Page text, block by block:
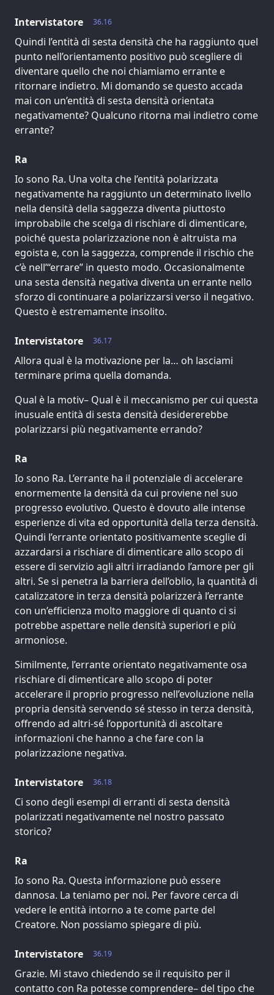
36.16
Intervistatore
Quindi l’entità di sesta densità che ha raggiunto quel
punto nell’orientamento positivo può scegliere di
diventare quello che noi chiamiamo errante e
ritornare indietro. Mi domando se questo accada
mai con un’entità di sesta densità orientata
negativamente? Qualcuno ritorna mai indietro come
errante?
Ra
Io sono Ra. Una volta che l’entità polarizzata
negativamente ha raggiunto un determinato livello
nella densità della saggezza diventa piuttosto
improbabile che scelga di rischiare di dimenticare,
poiché questa polarizzazione non è altruista ma
egoista e, con la saggezza, comprende il rischio che
c’è nell’“errare” in questo modo. Occasionalmente
una sesta densità negativa diventa un errante nello
sforzo di continuare a polarizzarsi verso il negativo.
Questo è estremamente insolito.
36.17
Intervistatore
Allora qual è la motivazione per la… oh lasciami
terminare prima quella domanda.
Qual è la motiv– Qual è il meccanismo per cui questa
inusuale entità di sesta densità desidererebbe
polarizzarsi più negativamente errando?
Ra
Io sono Ra. L’errante ha il potenziale di accelerare
enormemente la densità da cui proviene nel suo
progresso evolutivo. Questo è dovuto alle intense
esperienze di vita ed opportunità della terza densità.
Quindi l’errante orientato positivamente sceglie di
azzardarsi a rischiare di dimenticare allo scopo di
essere di servizio agli altri irradiando l’amore per gli
altri. Se si penetra la barriera dell’oblio, la quantità di
catalizzatore in terza densità polarizzerà l’errante
con un’efficienza molto maggiore di quanto ci si
potrebbe aspettare nelle densità superiori e più
armoniose.
Similmente, l’errante orientato negativamente osa
rischiare di dimenticare allo scopo di poter
accelerare il proprio progresso nell’evoluzione nella
propria densità servendo sé stesso in terza densità,
offrendo ad altri-sé l’opportunità di ascoltare
informazioni che hanno a che fare con la
polarizzazione negativa.
36.18
Intervistatore
Ci sono degli esempi di erranti di sesta densità
polarizzati negativamente nel nostro passato
storico?
Ra
Io sono Ra. Questa informazione può essere
dannosa. La teniamo per noi. Per favore cerca di
vedere le entità intorno a te come parte del
Creatore. Non possiamo spiegare di più.
36.19
Intervistatore
Grazie. Mi stavo chiedendo se il requisito per il
contatto con Ra potesse comprendere– del tipo che